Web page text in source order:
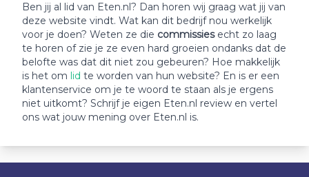
Ben jij al lid van Eten.nl? Dan horen wij graag wat jij van
deze website vindt. Wat kan dit bedrijf nou werkelijk
voor je doen? Weten ze die commissiesecht zo laag
te horen of zie je ze even hard groeien ondanks dat de
belofte was dat dit niet zou gebeuren? Hoe makkelijk
is het om lid te worden van hun website? En is er een
klantenservice om je te woord te staan als je ergens
niet uitkomt? Schrijf je eigen Eten.nl review en vertel
ons wat jouw mening over Eten.nl is.